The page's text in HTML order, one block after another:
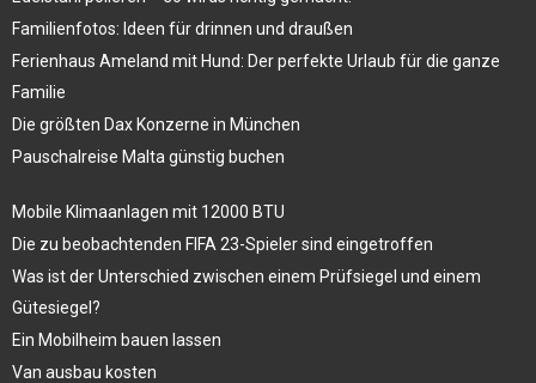
Familienfotos: Ideen für drinnen und draußen
Ferienhaus Ameland mit Hund: Der perfekte Urlaub für die ganze
Familie
Die größten Dax Konzerne in München
Pauschalreise Malta günstig buchen
Mobile Klimaanlagen mit 12000 BTU
Die zu beobachtenden FIFA 23-Spieler sind eingetroffen
Was ist der Unterschied zwischen einem Prüfsiegel und einem
Gütesiegel?
Ein Mobilheim bauen lassen
Van ausbau kosten